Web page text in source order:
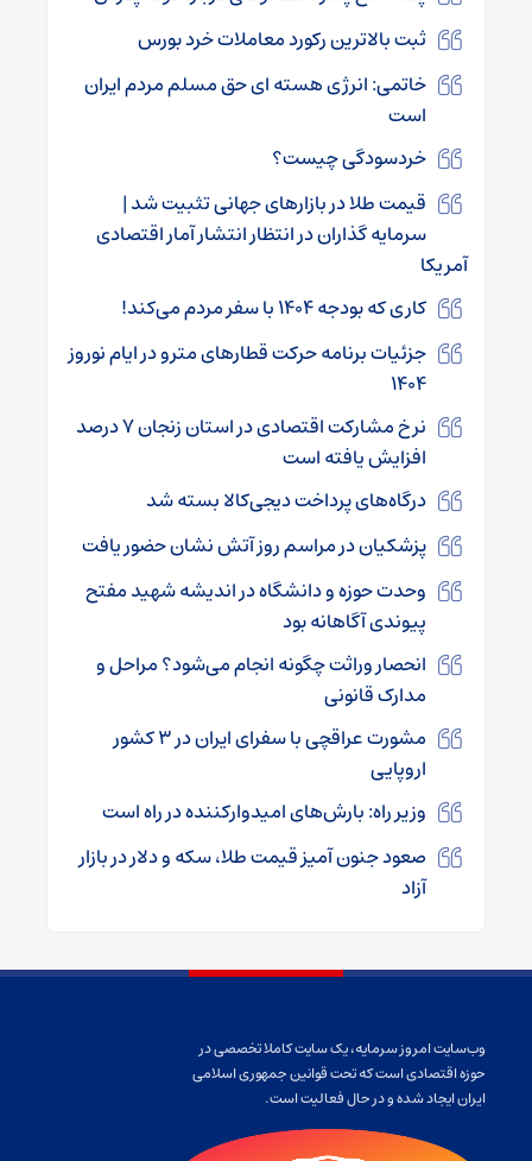
ثبت بالاترین رکورد معاملات خرد بورس
خاتمی: انرژی هسته ای حق مسلم مردم ایران
است
خردسودگی چیست؟
قیمت طلا در بازارهای جهانی تثبیت شد |
سرمایه گذاران در انتظار انتشار آمار اقتصادی
آمریکا
کاری که بودجه ۱۴۰۴ با سفر مردم می‌کند!
جزئیات برنامه حرکت قطارهای مترو در ایام نوروز
۱۴۰۴
نرخ مشارکت اقتصادی در استان زنجان ۷ درصد
افزایش یافته است
درگاه‌های پرداخت دیجی‌کالا بسته شد
پزشکیان در مراسم روز آتش نشان حضور یافت
وحدت حوزه و دانشگاه در اندیشه شهید مفتح
پیوندی آگاهانه بود
انحصار وراثت چگونه انجام می‌شود؟ مراحل و
مدارک قانونی
مشورت عراقچی با سفرای ایران در ۳ کشور
اروپایی
وزیر راه: بارش‌های امیدوارکننده در راه است
صعود جنون آمیز قیمت طلا، سکه و دلار در بازار
آزاد
وب‌سایت امروز سرمایه، یک سایت کاملا تخصصی در
حوزه اقتصادی است که تحت قوانین جمهوری اسلامی
ایران ایجاد شده و در حال فعالیت است.